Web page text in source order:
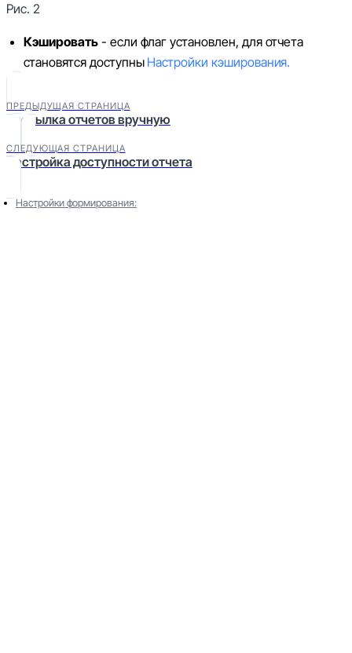
Рис. 2
Кэшировать- если флаг установлен, для отчета
становятся доступны Настройки кэширования.
ПРЕДЫДУЩАЯ СТРАНИЦА
Рассылка отчетов вручную
СЛЕДУЮЩАЯ СТРАНИЦА
Настройка доступности отчета
Настройки формирования: